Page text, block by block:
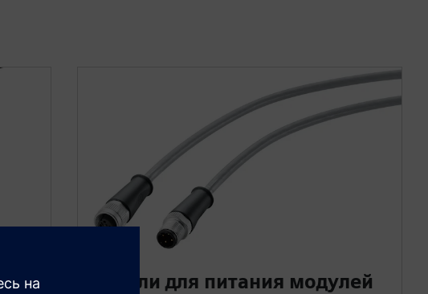
Кабели для питания модулей